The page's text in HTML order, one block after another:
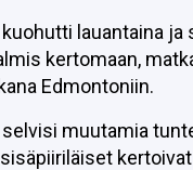
lauantaina ja
kertomaan,
Edmontoniin.
muutamia